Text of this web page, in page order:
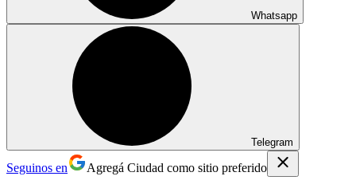
Whatsapp
Telegram
Seguinos en Agregá Ciudad como sitio preferido